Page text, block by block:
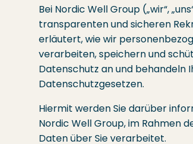
Bei Nordic Well Group („wir“,
transparenten und sicheren
erläutert, wie wir
verarbeiten, speichern und
Datenschutz an und behandeln
Datenschutzgesetzen.
Hiermit werden Sie darüber
Nordic Well Group, im Rahmen
Daten über Sie verarbeitet.